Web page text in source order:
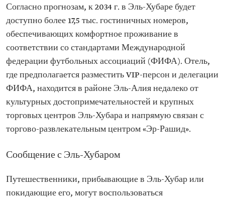
Согласно прогнозам, к 2034 г. в Эль-Хубаре будет
доступно более 17,5 тыс. гостиничных номеров,
обеспечивающих комфортное проживание в
соответствии со стандартами Международной
федерации футбольных ассоциаций (ФИФА). Отель,
где предполагается разместить VIP-персон и делегации
ФИФА, находится в районе Эль-Алия недалеко от
культурных достопримечательностей и крупных
торговых центров Эль-Хубара и напрямую связан с
торгово-развлекательным центром «Эр-Рашид».
Сообщение с Эль-Хубаром
Путешественники, прибывающие в Эль-Хубар или
покидающие его, могут воспользоваться